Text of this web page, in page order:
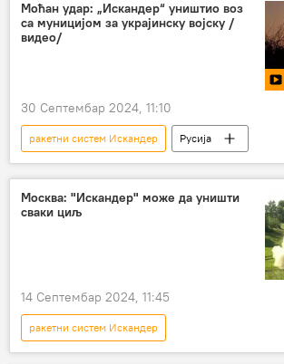
Видео-клуб
противракетни систем "Патриот"
Моћан удар: „Искандер“ уништио воз
са муницијом за украјинску војску /
видео/
30 Септембар 2024, 11:10
ракетни систем Искандер
Русија
Русија – војска и наоружање
Видео-клуб
МУЛТИМЕДИЈА
Москва: "Искандер" може да уништи
сваки циљ
14 Септембар 2024, 11:45
ракетни систем Искандер
Специјална операција у Украјини